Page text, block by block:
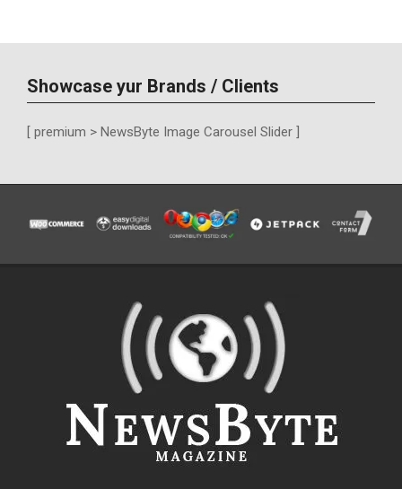
Showcase yur Brands / Clients
[ premium > NewsByte Image Carousel Slider ]